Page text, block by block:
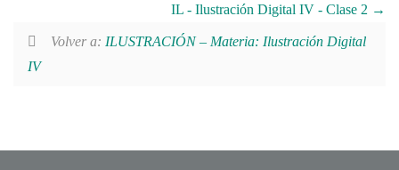
IL - Ilustración Digital IV - Clase 2
Volver a: ILUSTRACIÓN – Materia: Ilustración Digital
IV